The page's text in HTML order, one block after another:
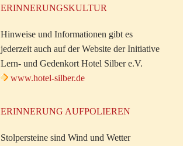
ERINNERUNGSKULTUR
Hinweise und Informationen gibt es
jederzeit auch auf der Website der Initiative
Lern- und Gedenkort Hotel Silber e.V.
www.hotel-silber.de
ERINNERUNG AUFPOLIEREN
Stolpersteine sind Wind und Wetter